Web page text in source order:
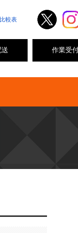
較表
作業受